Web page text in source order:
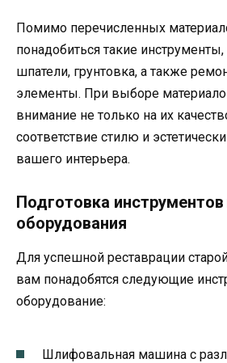
Помимо перечисленных
понадобиться такие
шпатели, грунтовка, а также
элементы. При выборе
внимание не только на их
соответствие стилю и
вашего интерьера.
Подготовка инструментов
оборудования
Для успешной реставрации
вам понадобятся следующие
оборудование:
Шлифовальная машина с